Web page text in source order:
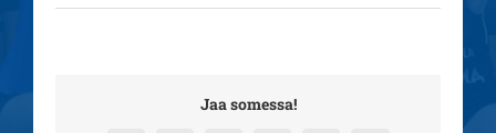
Jaa somessa!